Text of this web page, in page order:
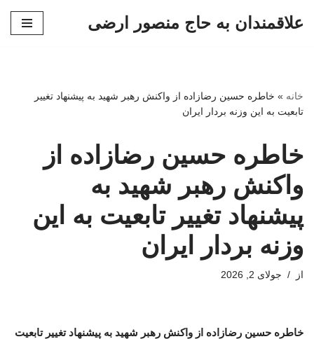
علاقمندان به حاج منصور ارضی
خانه » خاطره حسین رضازاده از واکنش رهبر شهید به پیشنهاد تغییر
تابعیت به این وزنه بردار ایران
خاطره حسین رضازاده از
واکنش رهبر شهید به
پیشنهاد تغییر تابعیت به این
وزنه بردار ایران
از جولای 2, 2026
خاطره حسین رضازاده از واکنش رهبر شهید به پیشنهاد تغییر تابعیت